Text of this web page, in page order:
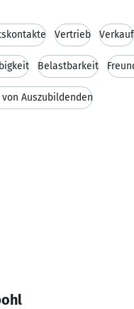
Vertrieb Verkauf
Belastbarkeit
Auszubildenden